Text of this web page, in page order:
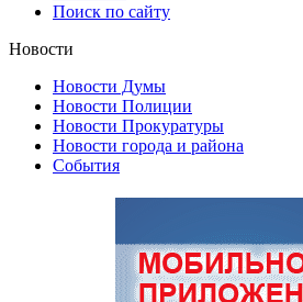
Поиск по сайту
Новости
Новости Думы
Новости Полиции
Новости Прокуратуры
Новости города и района
События